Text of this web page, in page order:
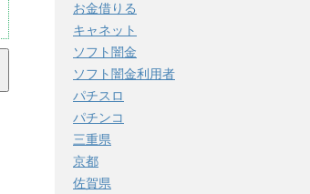
お金借りる
キャネット
ソフト闇金
ソフト闇金利用者
パチスロ
パチンコ
三重県
京都
佐賀県